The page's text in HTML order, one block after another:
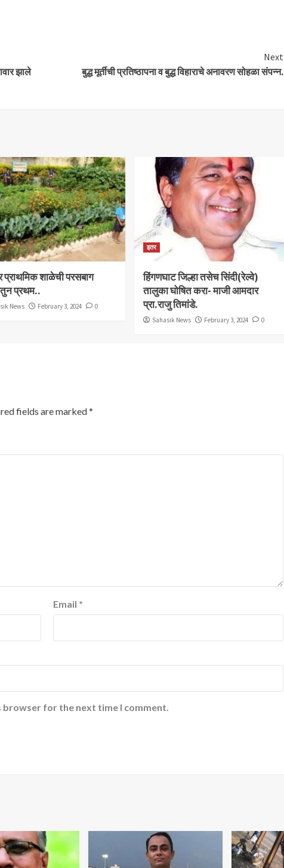
झाले
Next
बुद्ध मूर्तीची प्रतिष्ठापना व बुद्ध विहाराचे अनावरण सोहळा संपन्न.
प्राथमिक शाळेची परसबाग
प्रथम..
News February 3, 2024 0
इतर
हिंगणघाट जिल्हा तसेच सिंदी(रेल्वे)
तालुका घोषित करा- माजी आमदार
प्रा.राजु तिमांडे.
Sahasik News February 3, 2024 0
fields are marked*
Email *
browser for the next time I comment.